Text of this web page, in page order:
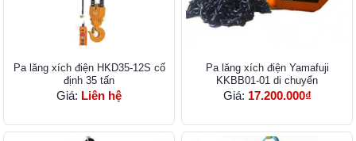
Pa lăng xích điện HKD35-12S cố
định 35 tấn
Giá: Liên hệ
Pa lăng xích điện Yamafuji
KKBB01-01 di chuyển
Giá: 17.200.000₫